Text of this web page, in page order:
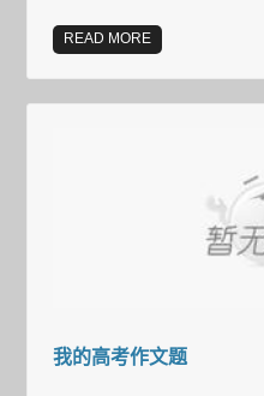
READ MORE
我的高考作文题